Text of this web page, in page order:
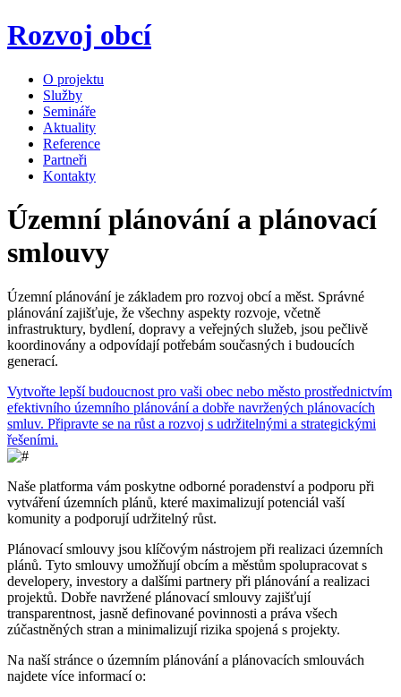
Rozvoj obcí
O projektu
Služby
Semináře
Aktuality
Reference
Partneři
Kontakty
Územní plánování a plánovací
smlouvy
Územní plánování je základem pro rozvoj obcí a měst. Správné
plánování zajišťuje, že všechny aspekty rozvoje, včetně
infrastruktury, bydlení, dopravy a veřejných služeb, jsou pečlivě
koordinovány a odpovídají potřebám současných i budoucích
generací.
Vytvořte lepší budoucnost pro vaši obec nebo město prostřednictvím
efektivního územního plánování a dobře navržených plánovacích
smluv. Připravte se na růst a rozvoj s udržitelnými a strategickými
řešeními.
Naše platforma vám poskytne odborné poradenství a podporu při
vytváření územních plánů, které maximalizují potenciál vaší
komunity a podporují udržitelný růst.
Plánovací smlouvy jsou klíčovým nástrojem při realizaci územních
plánů. Tyto smlouvy umožňují obcím a městům spolupracovat s
developery, investory a dalšími partnery při plánování a realizaci
projektů. Dobře navržené plánovací smlouvy zajišťují
transparentnost, jasně definované povinnosti a práva všech
zúčastněných stran a minimalizují rizika spojená s projekty.
Na naší stránce o územním plánování a plánovacích smlouvách
najdete více informací o: